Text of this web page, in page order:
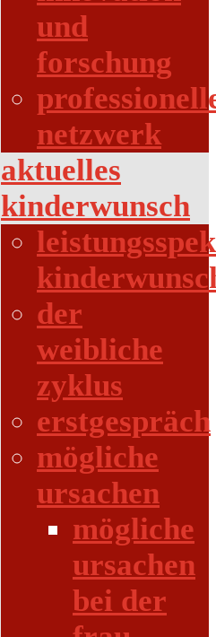
und
forschung
netzwerk
aktuelles
kinderwunsch
der
weibliche
zyklus
erstgespräch
mögliche
ursachen
mögliche
ursachen
bei der